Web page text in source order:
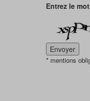
Entrez le
* mentions